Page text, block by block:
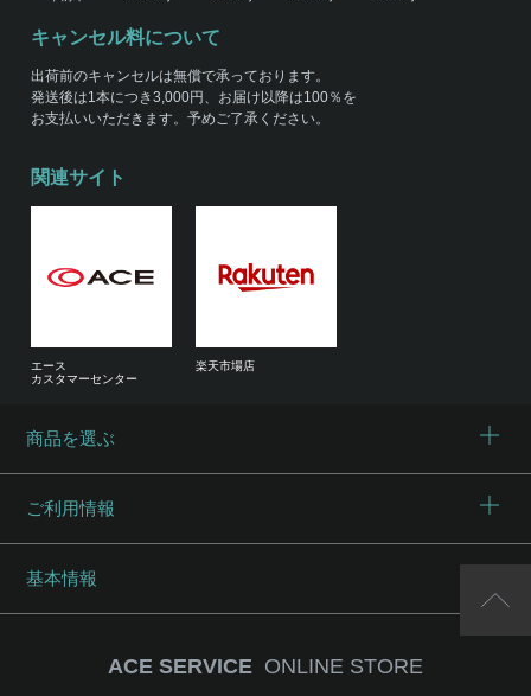
キャンセル料について
出荷前のキャンセルは無償で承っております。
発送後は1本につき3,000円、お届け以降は100％を
お支払いいただきます。予めご了承ください。
関連サイト
エース
カスタマーセンター
楽天市場店
商品を選ぶ
ご利用情報
基本情報
ACE SERVICE ONLINE STORE